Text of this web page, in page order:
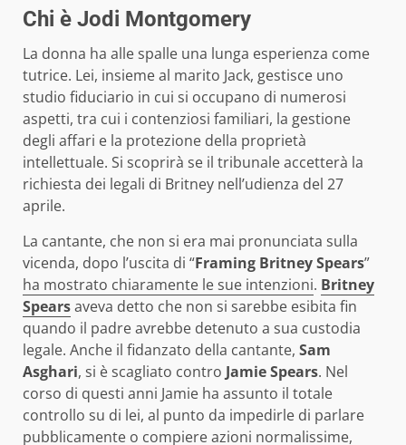
Chi è Jodi Montgomery
La donna ha alle spalle una lunga esperienza come
tutrice. Lei, insieme al marito Jack, gestisce uno
studio fiduciario in cui si occupano di numerosi
aspetti, tra cui i contenziosi familiari, la gestione
degli affari e la protezione della proprietà
intellettuale. Si scoprirà se il tribunale accetterà la
richiesta dei legali di Britney nell’udienza del 27
aprile.
La cantante, che non si era mai pronunciata sulla
vicenda, dopo l’uscita di “Framing Britney Spears”
ha mostrato chiaramente le sue intenzioni. Britney
Spearsaveva detto che non si sarebbe esibita fin
quando il padre avrebbe detenuto a sua custodia
legale. Anche il fidanzato della cantante, Sam
Asghari, si è scagliato contro Jamie Spears. Nel
corso di questi anni Jamie ha assunto il totale
controllo su di lei, al punto da impedirle di parlare
pubblicamente o compiere azioni normalissime,